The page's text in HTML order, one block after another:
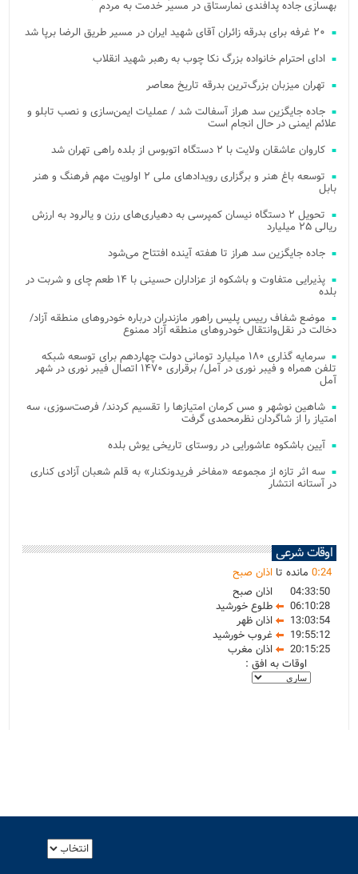
بهسازی جاده پدافندی نمارستاق در مسیر خدمت به مردم
۲۰ غرفه برای بدرقه زائران آقای شهید ایران در مسیر طریق الرضا برپا شد
ادای احترام خانواده بزرگ نکا چوب به رهبر شهید انقلاب
تهران میزبان بزرگ‌ترین بدرقه تاریخ معاصر
جاده جایگزین سد هراز آسفالت شد / عملیات ایمن‌سازی و نصب تابلو و
علائم ایمنی در حال انجام است
کاروان عاشقان ولایت با ۲ دستگاه اتوبوس از بلده راهی تهران شد
توسعه باغ هنر و برگزاری رویدادهای ملی ۲ اولویت مهم فرهنگ و هنر
بابل
تحویل ۲ دستگاه نیسان کمپرسی به دهیاری‌های رزن و یالرود به ارزش
ریالی ۲۵ میلیارد
جاده جایگزین سد هراز تا هفته آینده افتتاح می‌شود
پذیرایی متفاوت و باشکوه از عزاداران حسینی با ۱۴ طعم چای و شربت در
بلده
موضع شفاف رییس پلیس راهور مازندران درباره خودروهای منطقه آزاد/
دخالت در نقل‌وانتقال خودروهای منطقه آزاد ممنوع
سرمایه گذاری ۱۸۰ میلیارد تومانی دولت چهاردهم برای توسعه شبکه
تلفن همراه و فیبر نوری در آمل/ برقراری ۱۴۷۰ اتصال فیبر نوری در شهر
آمل
شاهین نوشهر و مس کرمان امتیازها را تقسیم کردند/ فرصت‌سوزی، سه
امتیاز را از شاگردان نظرمحمدی گرفت
آیین باشکوه عاشورایی در روستای تاریخی یوش بلده
سه اثر تازه از مجموعه «مفاخر فریدونکنار» به قلم شعبان آزادی کناری
در آستانه انتشار
اوقات شرعی
0:24 مانده تا اذان صبح
04:33:50
اذان صبح
06:10:28
طلوع خورشید
13:03:54
اذان ظهر
19:55:12
غروب خورشید
20:15:25
اذان مغرب
اوقات به افق :